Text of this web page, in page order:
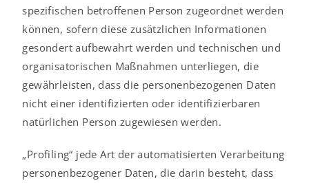
spezifischen betroffenen Person zugeordnet werden
können, sofern diese zusätzlichen Informationen
gesondert aufbewahrt werden und technischen und
organisatorischen Maßnahmen unterliegen, die
gewährleisten, dass die personenbezogenen Daten
nicht einer identifizierten oder identifizierbaren
natürlichen Person zugewiesen werden.
„Profiling“ jede Art der automatisierten Verarbeitung
personenbezogener Daten, die darin besteht, dass